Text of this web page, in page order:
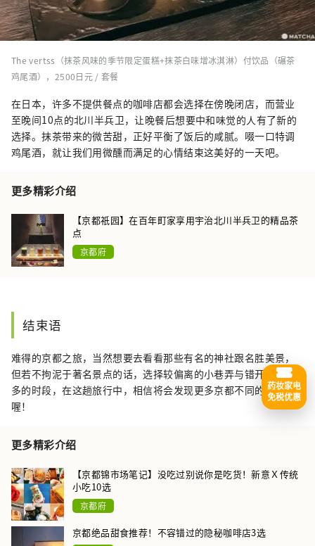
The vertss（抹茶风味的季节限定蛋糕+抹茶白味增冰淇淋）付饮品（碾茶
鸡尾酒），2500日元 / 套餐
在日本，许多不提供餐点的咖啡店都会选择在傍晚闭店，而营业
至晚间10点的北川半兵卫，让晚餐后想要中和味觉的人有了新的
选择。抹茶带来的微苦甜，正好平衡了饭后的咸腻。啜一口特调
鸡尾酒，就让我们用微醺而满足的心情结束这美好的一天吧。
更多精彩介绍
【京都祇园】在百年町家享用宇治北川半兵卫的精品茶
点
京都府
结束语
难得的京都之旅，当然想要去看看那些有名的神社跟名胜美景，
但若不拘泥于著名景点的话，选择较偏离的小巷弄与错开人潮较
多的时段，在这趟旅行中，相信将会发现更多京都不同的风貌
喔！
更多精彩介绍
【京都锦市场笔记】没吃过别说你是吃货！新意Ｘ传统
小吃10选
京都府
京都绝品甜食推荐！不容错过的隐秘咖啡店3选
药妆家电
免税优惠